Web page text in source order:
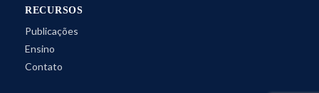
RECURSOS
Publicações
Ensino
Contato